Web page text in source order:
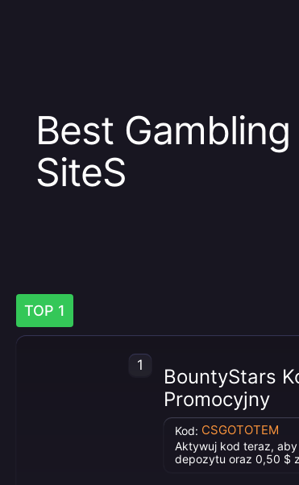
Best Gambling
SiteS
TOP 1
1
BountyStars
Promocyjny
Kod: CSGOTOTEM
Aktywuj kod teraz,
depozytu oraz 0,50 $